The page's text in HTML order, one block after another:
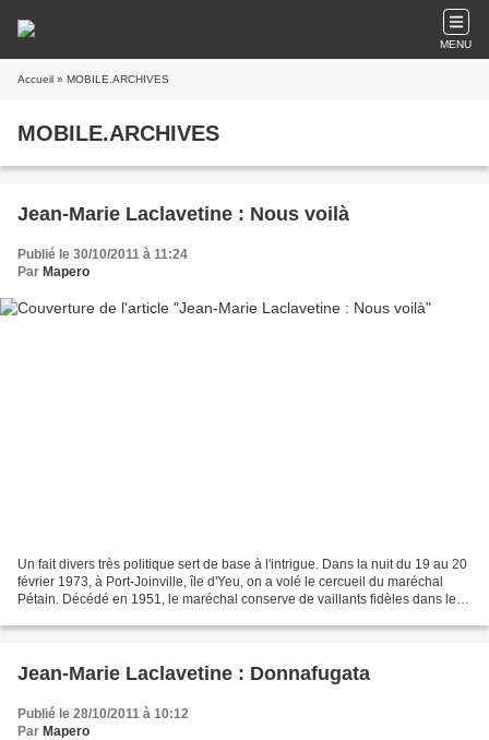
MENU
Accueil » MOBILE.ARCHIVES
MOBILE.ARCHIVES
Jean-Marie Laclavetine : Nous voilà
Publié le 30/10/2011 à 11:24
Par Mapero
Un fait divers très politique sert de base à l'intrigue. Dans la nuit du 19 au 20
février 1973, à Port-Joinville, île d'Yeu, on a volé le cercueil du maréchal
Pétain. Décédé en 1951, le maréchal conserve de vaillants fidèles dans les
Jean-Marie Laclavetine : Donnafugata
Publié le 28/10/2011 à 10:12
Par Mapero